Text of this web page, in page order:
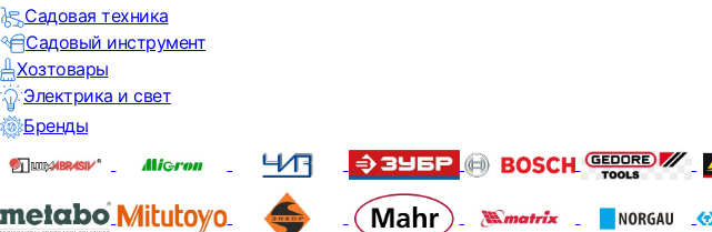
Садовая техника
Садовый инструмент
Хозтовары
Электрика и свет
Бренды